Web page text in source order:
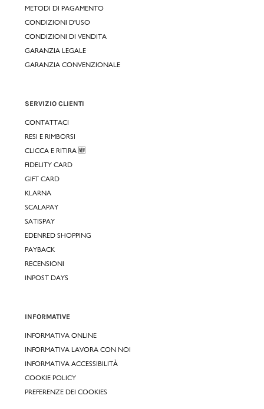
METODI DI PAGAMENTO
CONDIZIONI D'USO
CONDIZIONI DI VENDITA
GARANZIA LEGALE
GARANZIA CONVENZIONALE
SERVIZIO CLIENTI
CONTATTACI
RESI E RIMBORSI
CLICCA E RITIRA 🆕
FIDELITY CARD
GIFT CARD
KLARNA
SCALAPAY
SATISPAY
EDENRED SHOPPING
PAYBACK
RECENSIONI
INPOST DAYS
INFORMATIVE
INFORMATIVA ONLINE
INFORMATIVA LAVORA CON NOI
INFORMATIVA ACCESSIBILITÀ
COOKIE POLICY
PREFERENZE DEI COOKIES